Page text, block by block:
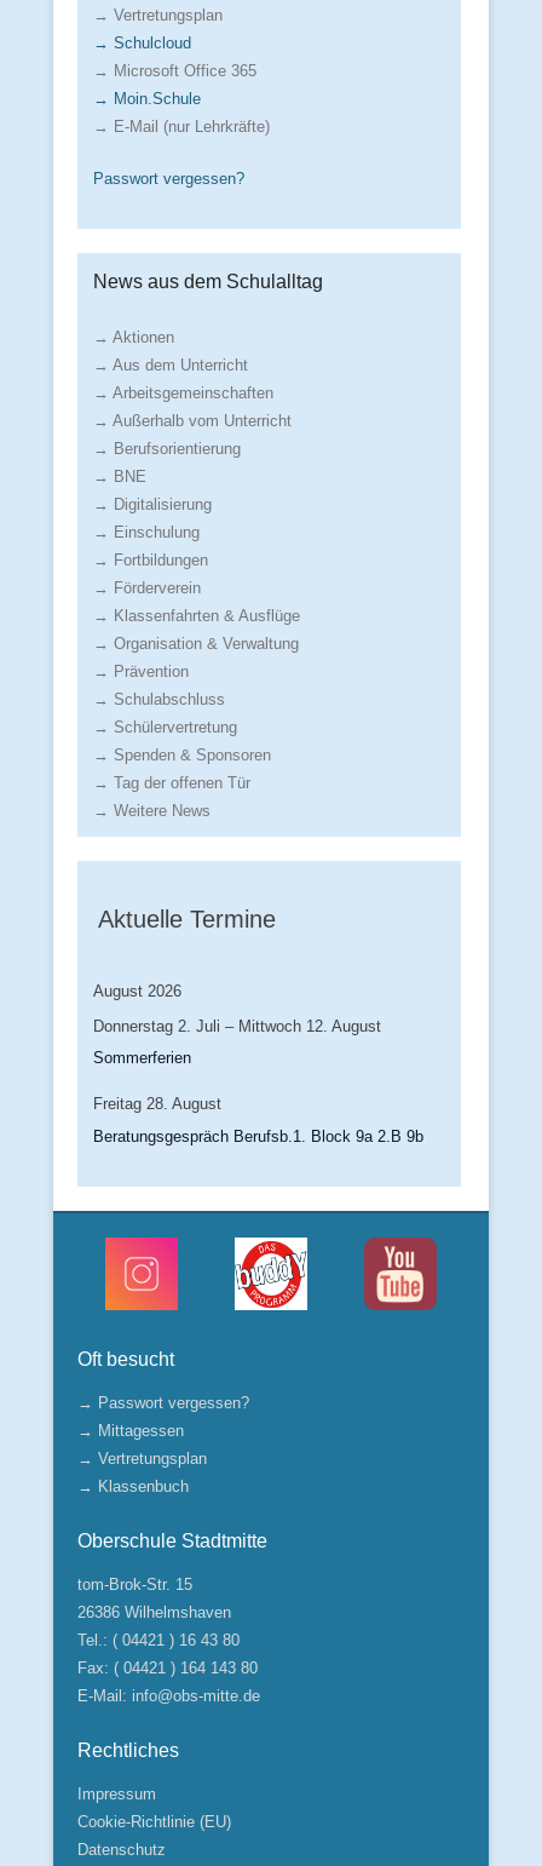
→ Vertretungsplan
→ Schulcloud
→ Microsoft Office 365
→ Moin.Schule
→ E-Mail (nur Lehrkräfte)
Passwort vergessen?
News aus dem Schulalltag
→ Aktionen
→ Aus dem Unterricht
→ Arbeitsgemeinschaften
→ Außerhalb vom Unterricht
→ Berufsorientierung
→ BNE
→ Digitalisierung
→ Einschulung
→ Fortbildungen
→ Förderverein
→ Klassenfahrten & Ausflüge
→ Organisation & Verwaltung
→ Prävention
→ Schulabschluss
→ Schülervertretung
→ Spenden & Sponsoren
→ Tag der offenen Tür
→ Weitere News
Aktuelle Termine
August 2026
Donnerstag 2. Juli – Mittwoch 12. August
Sommerferien
Freitag 28. August
Beratungsgespräch Berufsb.1. Block 9a 2.B 9b
Oft besucht
→ Passwort vergessen?
→ Mittagessen
→ Vertretungsplan
→ Klassenbuch
Oberschule Stadtmitte
tom-Brok-Str. 15
26386 Wilhelmshaven
Tel.: ( 04421 ) 16 43 80
Fax: ( 04421 ) 164 143 80
E-Mail: info@obs-mitte.de
Rechtliches
Impressum
Cookie-Richtlinie (EU)
Datenschutz